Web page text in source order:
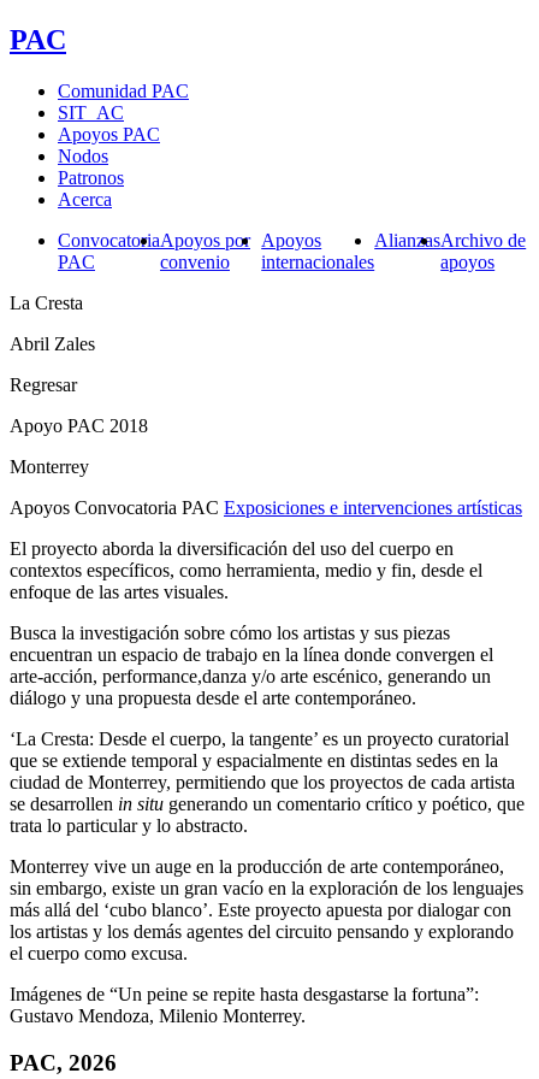
PAC
Comunidad PAC
SIT_AC
Apoyos PAC
Nodos
Patronos
Acerca
Convocatoria
PAC
Apoyos por
convenio
Apoyos
internacionales
AlianzasArchivo de
apoyos
La Cresta
Abril Zales
Regresar
Apoyo PAC 2018
Monterrey
Apoyos Convocatoria PAC Exposiciones e intervenciones artísticas
El proyecto aborda la diversificación del uso del cuerpo en
contextos específicos, como herramienta, medio y fin, desde el
enfoque de las artes visuales.
Busca la investigación sobre cómo los artistas y sus piezas
encuentran un espacio de trabajo en la línea donde convergen el
arte-acción, performance,danza y/o arte escénico, generando un
diálogo y una propuesta desde el arte contemporáneo.
‘La Cresta: Desde el cuerpo, la tangente’ es un proyecto curatorial
que se extiende temporal y espacialmente en distintas sedes en la
ciudad de Monterrey, permitiendo que los proyectos de cada artista
se desarrollen in situ generando un comentario crítico y poético, que
trata lo particular y lo abstracto.
Monterrey vive un auge en la producción de arte contemporáneo,
sin embargo, existe un gran vacío en la exploración de los lenguajes
más allá del ‘cubo blanco’. Este proyecto apuesta por dialogar con
los artistas y los demás agentes del circuito pensando y explorando
el cuerpo como excusa.
Imágenes de “Un peine se repite hasta desgastarse la fortuna”:
Gustavo Mendoza, Milenio Monterrey.
PAC, 2026